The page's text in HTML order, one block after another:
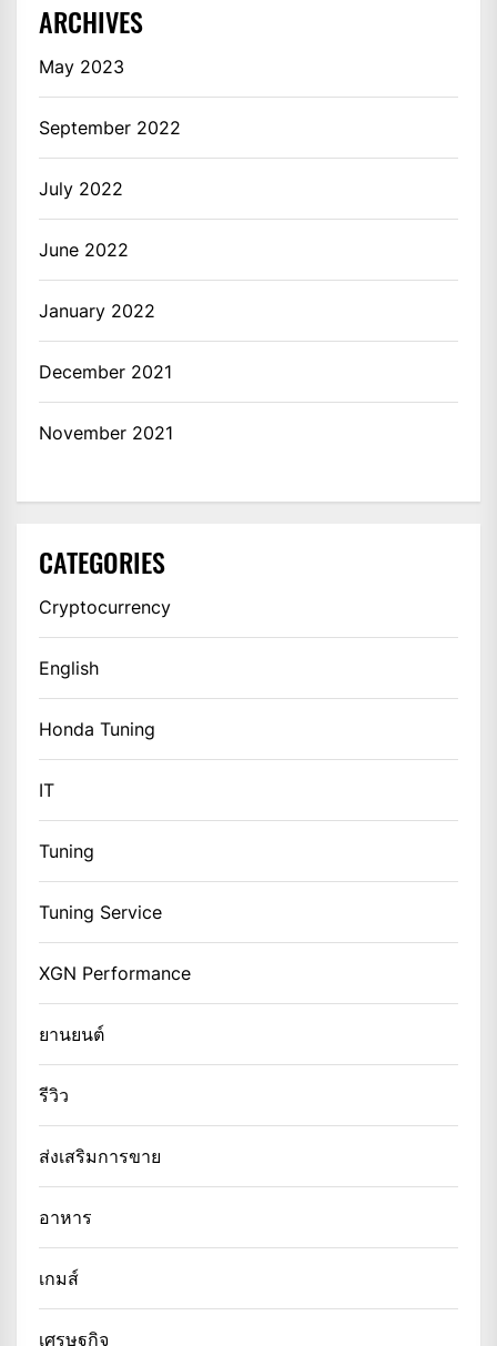
ARCHIVES
May 2023
September 2022
July 2022
June 2022
January 2022
December 2021
November 2021
CATEGORIES
Cryptocurrency
English
Honda Tuning
IT
Tuning
Tuning Service
XGN Performance
ยานยนต์
รีวิว
ส่งเสริมการขาย
อาหาร
เกมส์
เศรษฐกิจ